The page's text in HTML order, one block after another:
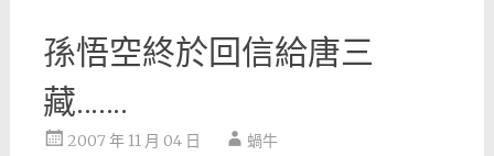
孫悟空終於回信給唐三
藏…….
2007 年 11 月 04 日 蝸牛